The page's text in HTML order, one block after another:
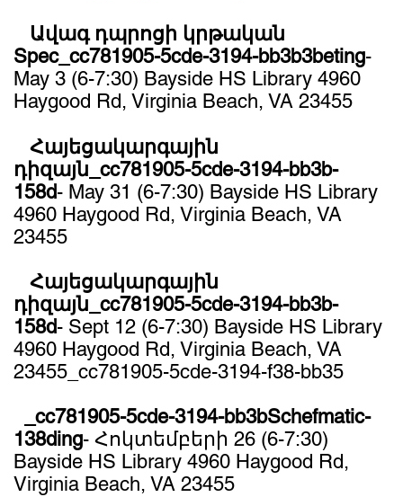
Ավագ դպրոցի կրթական
Spec_cc781905-5cde-3194-bb3b3beting- ​
May 3 (6-7:30) Bayside HS Library 4960
Haygood Rd, Virginia Beach, VA 23455
Հայեցակարգային
դիզայն_cc781905-5cde-3194-bb3b-
158d- May 31 (6-7:30) Bayside HS Library
4960 Haygood Rd, Virginia Beach, VA
23455
Հայեցակարգային
դիզայն_cc781905-5cde-3194-bb3b-
158d- Sept 12 (6-7:30) Bayside HS Library
4960 Haygood Rd, Virginia Beach, VA
23455_cc781905-5cde-3194-f38-bb35
​ _cc781905-5cde-3194-bb3bSchefmatic-
138ding- Հոկտեմբերի 26 (6-7:30)
Bayside HS Library 4960 Haygood Rd,
Virginia Beach, VA 23455